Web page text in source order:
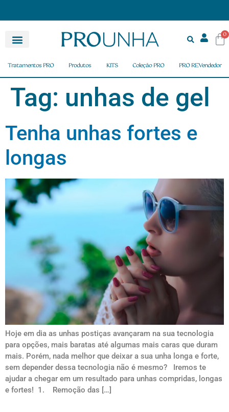
0
Tratamentos PRO Produtos KITS Coleção PRO PRO REVendedor
Tag: unhas de gel
Tenha unhas fortes e
longas
Hoje em dia as unhas postiças avançaram na sua tecnologia
para opções, mais baratas até algumas mais caras que duram
mais. Porém, nada melhor que deixar a sua unha longa e forte,
sem depender dessa tecnologia não é mesmo? Iremos te
ajudar a chegar em um resultado para unhas compridas, longas
e fortes! 1. Remoção das […]